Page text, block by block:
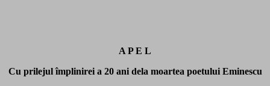
A P E L
Cu prilejul împlinirei a 20 ani dela moartea poetului Eminescu